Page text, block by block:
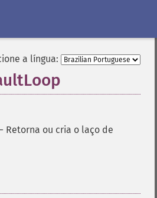
a língua:
Retorna ou cria o laço de